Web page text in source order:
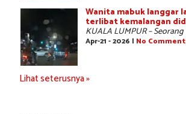
Wanita mabuk langgar
terlibat kemalangan
KUALA LUMPUR –
Apr-21 - 2026 | No
Lihat seterusnya »